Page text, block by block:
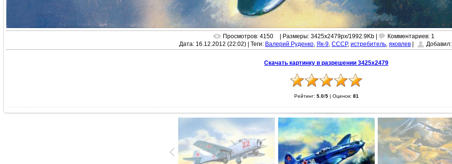
Просмотров: 4150 | Размеры: 3425x2479px/1992.9Kb |
Комментариев: 1
Дата: 16.12.2012 (22:02) | Теги: Валерий Руденко Як-9 СССР, истребитель яковлев | Добавил:
Скачать картинку в разрешении 3425x2479
Рейтинг: 5.0/5| Оценок: 81